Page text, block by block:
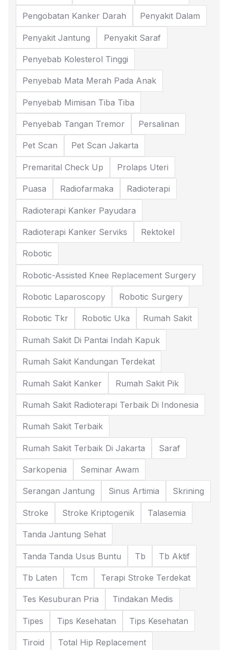
Pengobatan Kanker Darah Penyakit Dalam
Penyakit Jantung Penyakit Saraf
Penyebab Kolesterol Tinggi
Penyebab Mata Merah Pada Anak
Penyebab Mimisan Tiba Tiba
Penyebab Tangan Tremor Persalinan
Pet Scan Pet Scan Jakarta
Premarital Check Up Prolaps Uteri
Puasa Radiofarmaka Radioterapi
Radioterapi Kanker Payudara
Radioterapi Kanker Serviks Rektokel
Robotic
Robotic-Assisted Knee Replacement Surgery
Robotic Laparoscopy Robotic Surgery
Robotic Tkr Robotic Uka Rumah Sakit
Rumah Sakit Di Pantai Indah Kapuk
Rumah Sakit Kandungan Terdekat
Rumah Sakit Kanker Rumah Sakit Pik
Rumah Sakit Radioterapi Terbaik Di Indonesia
Rumah Sakit Terbaik
Rumah Sakit Terbaik Di Jakarta Saraf
Sarkopenia Seminar Awam
Serangan Jantung Sinus Artimia Skrining
Stroke Stroke Kriptogenik Talasemia
Tanda Jantung Sehat
Tanda Tanda Usus Buntu Tb Tb Aktif
Tb Laten Tcm Terapi Stroke Terdekat
Tes Kesuburan Pria Tindakan Medis
Tipes Tips Kesehatan Tips Kesehatan
Tiroid Total Hip Replacement